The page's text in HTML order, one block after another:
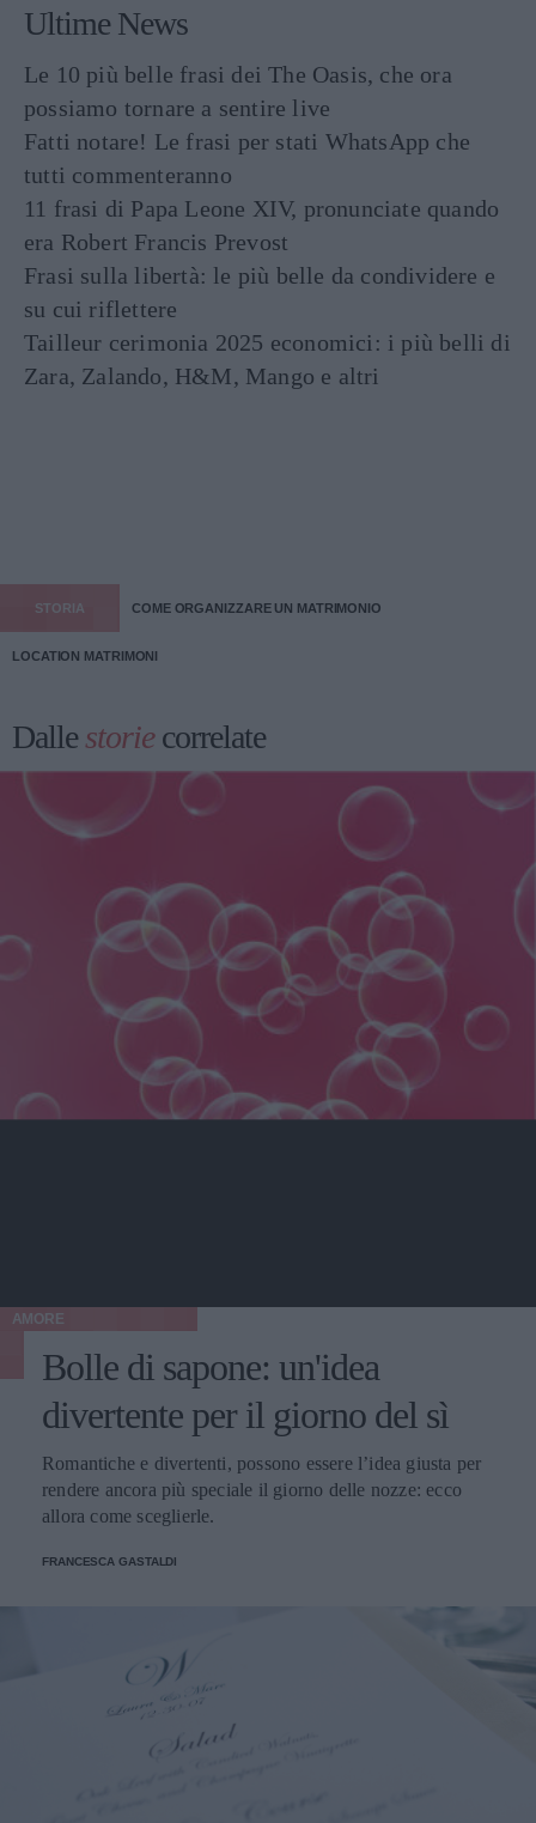
Ultime News
Le 10 più belle frasi dei The Oasis, che ora
possiamo tornare a sentire live
Fatti notare! Le frasi per stati WhatsApp che
tutti commenteranno
11 frasi di Papa Leone XIV, pronunciate quando
era Robert Francis Prevost
Frasi sulla libertà: le più belle da condividere e
su cui riflettere
Tailleur cerimonia 2025 economici: i più belli di
Zara, Zalando, H&M, Mango e altri
STORIA COME ORGANIZZARE UN MATRIMONIO
LOCATION MATRIMONI
Dallestoriecorrelate
AMORE
Bolle di sapone: un'idea
divertente per il giorno del sì
Romantiche e divertenti, possono essere l’idea giusta per
rendere ancora più speciale il giorno delle nozze: ecco
allora come sceglierle.
FRANCESCA GASTALDI